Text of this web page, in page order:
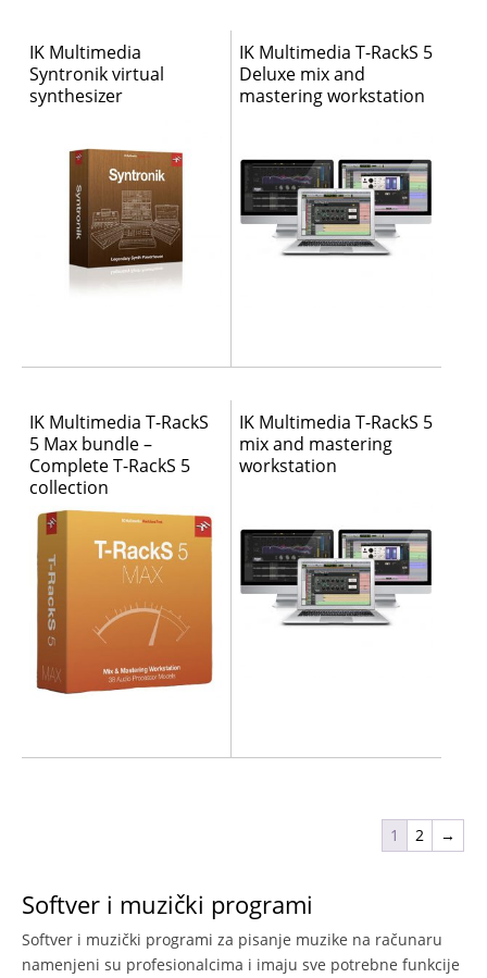
IK Multimedia
Syntronik virtual
synthesizer
IK Multimedia T-RackS 5
Deluxe mix and
mastering workstation
IK Multimedia T-RackS
5 Max bundle –
Complete T-RackS 5
collection
IK Multimedia T-RackS 5
mix and mastering
workstation
1 2 →
Softver i muzički programi
Softver i muzički programi za pisanje muzike na računaru
namenjeni su profesionalcima i imaju sve potrebne funkcije